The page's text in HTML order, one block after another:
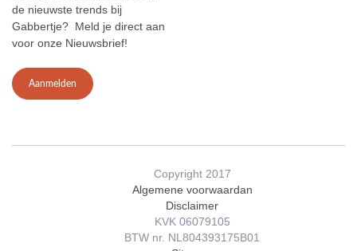
de nieuwste trends bij
Gabbertje? Meld je direct aan
voor onze Nieuwsbrief!
Aanmelden
Copyright 2017
Algemene voorwaardan
Disclaimer
KVK 06079105
BTW nr. NL804393175B01